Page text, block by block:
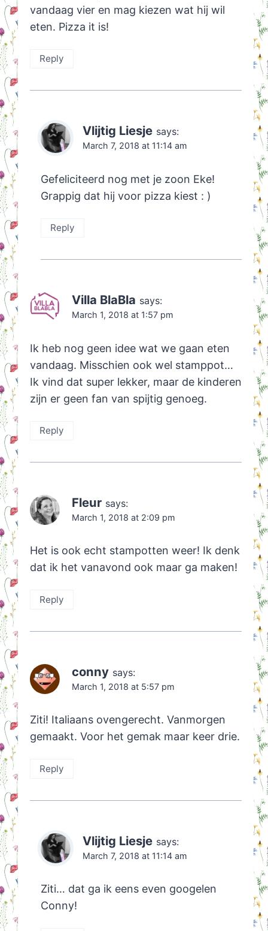
vandaag vier en mag kiezen wat hij wil
eten. Pizza it is!
Reply
Vlijtig Liesje says:
March 7, 2018 at 11:14 am
Gefeliciteerd nog met je zoon Eke!
Grappig dat hij voor pizza kiest : )
Reply
Villa BlaBla says:
March 1, 2018 at 1:57 pm
Ik heb nog geen idee wat we gaan eten
vandaag. Misschien ook wel stamppot…
Ik vind dat super lekker, maar de kinderen
zijn er geen fan van spijtig genoeg.
Reply
Fleur says:
March 1, 2018 at 2:09 pm
Het is ook echt stampotten weer! Ik denk
dat ik het vanavond ook maar ga maken!
Reply
conny says:
March 1, 2018 at 5:57 pm
Ziti! Italiaans ovengerecht. Vanmorgen
gemaakt. Voor het gemak maar keer drie.
Reply
Vlijtig Liesje says:
March 7, 2018 at 11:14 am
Ziti… dat ga ik eens even googelen
Conny!